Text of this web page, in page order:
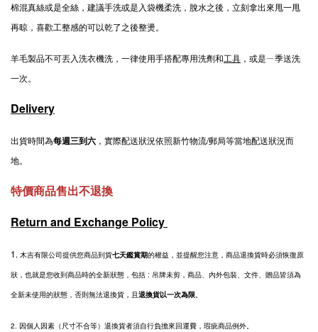
棉混真絲或是全絲，建議手洗或是入袋機柔洗，脫水之後，立刻拿出來甩一甩
再晾，喜歡工整感的可以乾了之後整燙。
羊毛製品不可丟入洗衣機洗，一律使用手搭配專用洗劑和工具 ，或是ㄧ季送洗
一次。
Delivery
出貨時間為每週三到六 ，實際配送狀況依照新竹物流/郵局等當地配送狀況而
地。
特價商品售出不退換
Return and Exchange Policy
1. 木吉有限公司提供您商品到貨七天鑑賞期的權益，並提醒您注意，商品退換貨時必須恢復原
狀，也就是您收到商品時的全新狀態，包括 : 吊牌未剪，商品、內外包裝、文件、贈品皆須為
全新未使用的狀態，否則無法退換貨，且退換貨以一次為限。
2. 因個人因素（尺寸不合等）退換貨者須自行負擔來回運費，瑕疵商品例外。